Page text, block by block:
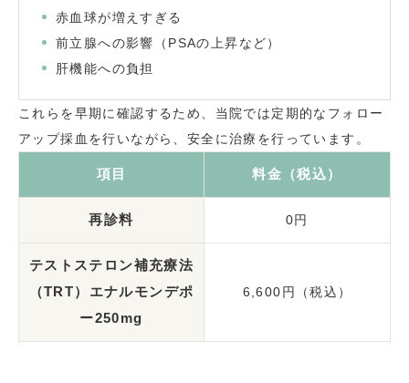
赤血球が増えすぎる
前立腺への影響（PSAの上昇など）
肝機能への負担
これらを早期に確認するため、当院では定期的なフォロー
アップ採血を行いながら、安全に治療を行っています。
項目 料金（税込）
再診料 0円
テストステロン補充療法
（TRT）エナルモンデポ
ー250mg
6,600円（税込）